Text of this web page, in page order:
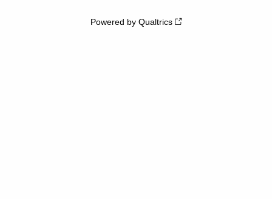
Powered by Qualtrics